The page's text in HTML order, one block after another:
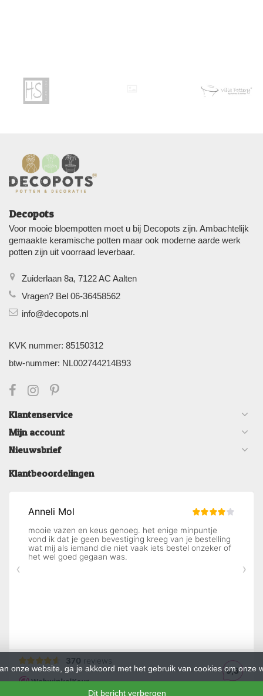
Decopots
Voor mooie bloempotten moet u bij Decopots zijn. Ambachtelijk
gemaakte keramische potten maar ook moderne aarde werk
potten zijn uit voorraad leverbaar.
Zuiderlaan 8a, 7122 AC Aalten
Vragen? Bel 06-36458562
info@decopots.nl
KVK nummer: 85150312
btw-nummer: NL002744214B93
Klantenservice
Mijn account
Nieuwsbrief
Klantbeoordelingen
onze website, ga je akkoord met het gebruik van cookies om onze
Dit bericht verbergen